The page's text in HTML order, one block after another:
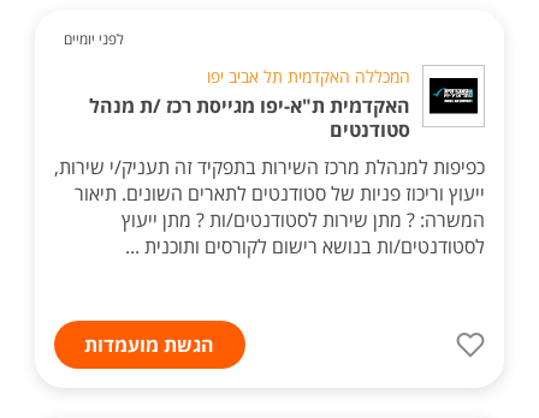
לפני יומיים
המכללה האקדמית תל אביב יפו
האקדמית ת"א-יפו מגייסת רכז /ת מנהל
סטודנטים
כפיפות למנהלת מרכז השירות בתפקיד זה תעניק/י שירות,
ייעוץ וריכוז פניות של סטודנטים לתארים השונים. תיאור
המשרה: ? מתן שירות לסטודנטים/ות ? מתן ייעוץ
לסטודנטים/ות בנושא רישום לקורסים ותוכנית ...
הגשת מועמדות